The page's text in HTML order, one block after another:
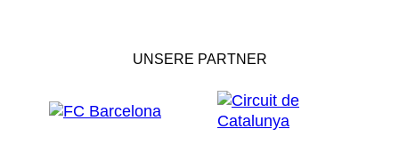
UNSERE PARTNER